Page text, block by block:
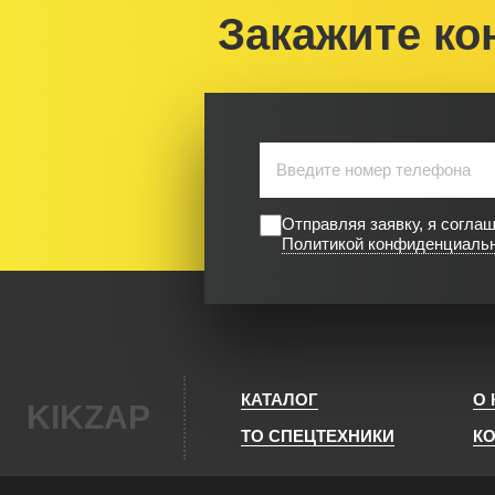
Закажите
Отправляя заявку, я
Политикой
KIKZAP КАТАЛОГ
О
ТО СПЕЦТЕХНИКИ